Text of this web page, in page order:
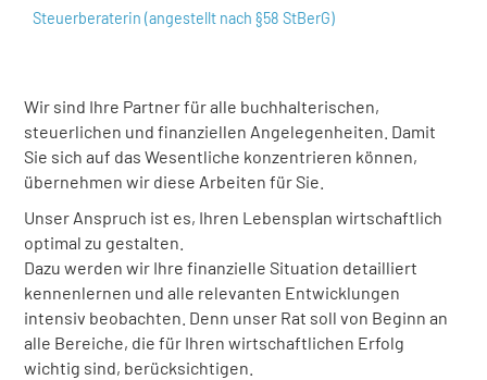
Steuerberaterin (angestellt nach §58 StBerG)
Wir sind Ihre Partner für alle buchhalterischen,
steuerlichen und finanziellen Angelegenheiten. Damit
Sie sich auf das Wesentliche konzentrieren können,
übernehmen wir diese Arbeiten für Sie.
Unser Anspruch ist es, Ihren Lebensplan wirtschaftlich
optimal zu gestalten.
Dazu werden wir Ihre finanzielle Situation detailliert
kennenlernen und alle relevanten Entwicklungen
intensiv beobachten. Denn unser Rat soll von Beginn an
alle Bereiche, die für Ihren wirtschaftlichen Erfolg
wichtig sind, berücksichtigen.